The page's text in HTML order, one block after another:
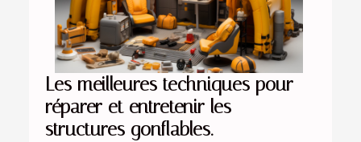
Les meilleures techniques pour
réparer et entretenir les
structures gonflables.